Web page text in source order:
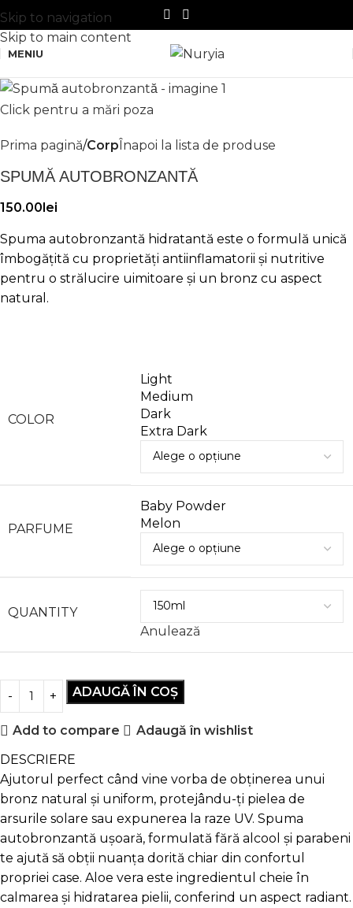
Skip to navigation
Skip to main content
MENIU
Click pentru a mări poza
Prima pagină CorpÎnapoi la lista de produse
SPUMĂ AUTOBRONZANTĂ
150.00lei
Spuma autobronzantă hidratantă este o formulă unică
îmbogățită cu proprietăți antiinflamatorii și nutritive
pentru o strălucire uimitoare și un bronz cu aspect
natural.
COLOR
Light
Medium
Dark
Extra Dark
PARFUME
Baby Powder
Melon
QUANTITY
Anulează
ADAUGĂ ÎN COȘ
Add to compare
Adaugă în wishlist
DESCRIERE
Ajutorul perfect când vine vorba de obținerea unui
bronz natural și uniform, protejându-ți pielea de
arsurile solare sau expunerea la raze UV. Spuma
autobronzantă ușoară, formulată fără alcool și parabeni
te ajută să obții nuanța dorită chiar din confortul
propriei case. Aloe vera este ingredientul cheie în
calmarea și hidratarea pielii, conferind un aspect radiant.